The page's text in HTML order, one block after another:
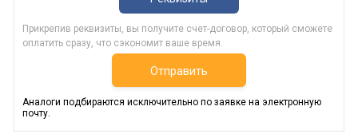
Прикрепив реквизиты, вы получите счет-договор, который сможете
оплатить сразу, что сэкономит ваше время.
Отправить
Аналоги подбираются исключительно по заявке на электронную
почту.